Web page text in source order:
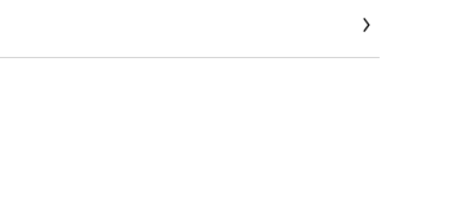
sola o abbinata a un’altra perfume mist
iconica.